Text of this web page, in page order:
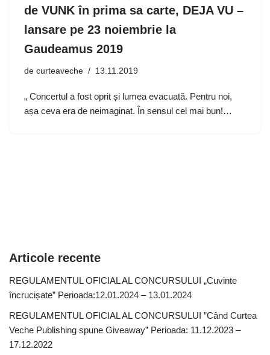
de VUNK în prima sa carte, DEJA VU –
lansare pe 23 noiembrie la
Gaudeamus 2019
de curteaveche 13.11.2019
„ Concertul a fost oprit și lumea evacuată. Pentru noi,
așa ceva era de neimaginat. În sensul cel mai bun!…
Articole recente
REGULAMENTUL OFICIAL AL CONCURSULUI „Cuvinte
încrucișate” Perioada:12.01.2024 – 13.01.2024
REGULAMENTUL OFICIAL AL CONCURSULUI ”Când Curtea
Veche Publishing spune Giveaway” Perioada: 11.12.2023 –
17.12.2022